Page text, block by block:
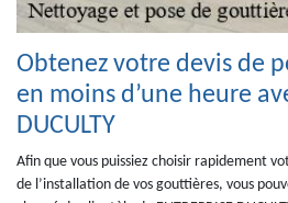
Obtenez votre devis de
en moins d’une heure
DUCULTY
Afin que vous puissiez choisir rapidement
de l’installation de vos gouttières, vous